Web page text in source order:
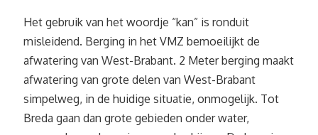
Het gebruik van het woordje “kan” is ronduit
misleidend. Berging in het VMZ bemoeilijkt de
afwatering van West-Brabant. 2 Meter berging maakt
afwatering van grote delen van West-Brabant
simpelweg, in de huidige situatie, onmogelijk. Tot
Breda gaan dan grote gebieden onder water,